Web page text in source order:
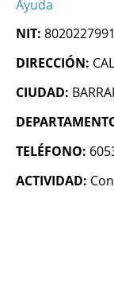
Ayuda
NIT: 8020227991
DIRECCIÓN:
CIUDAD:
TELÉFONO:
ACTIVIDAD: